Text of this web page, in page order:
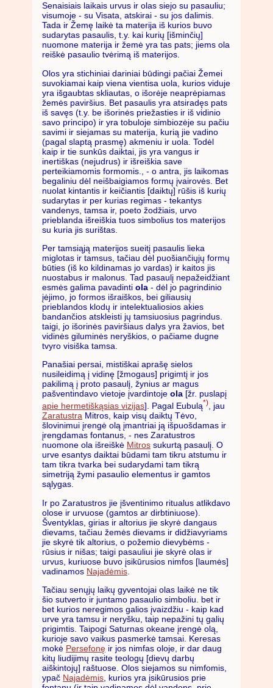
Senaisiais laikais urvus ir olas siejo su pasauliu;
visumoje - su Visata, atskirai - su jos dalimis.
Tada ir Žemę laikė ta materija iš kurios buvo
sudarytas pasaulis, t.y. kai kurių [išminčių]
nuomone materija ir žemė yra tas pats; jiems ola
reiškė pasaulio tvėrimą iš materijos.
Olos yra stichiniai dariniai būdingi pačiai Žemei
suvokiamai kaip viena vientisa uola, kurios viduje
yra išgaubtas skliautas, o išorėje neaprėpiamas
žemės paviršius. Bet pasaulis yra atsiradęs pats
iš savęs (t.y. be išorinės priežasties ir iš vidinio
savo principo) ir yra tobuloje simbiozėje su pačiu
savimi ir siejamas su materija, kurią jie vadino
(pagal slaptą prasmę) akmeniu ir uola. Todėl
kaip ir tie sunkūs daiktai, jis yra vangus ir
inertiškas (nejudrus) ir išreiškia save
perteikiamomis formomis., - o antra, jis laikomas
begaliniu dėl neišbaigiamos formų įvairovės. Bet
nuolat kintantis ir keičiantis [daiktų] rūšis iš kurių
sudarytas ir per kurias regimas - tekantys
vandenys, tamsa ir, poeto žodžiais, urvo
prieblanda išreiškia tuos simbolius tos materijos
su kuria jis surištas.
Per tamsiąją materijos sueitį pasaulis lieka
miglotas ir tamsus, tačiau dėl puošiančiųjų formų
būties (iš ko kildinamas jo vardas) ir kaitos jis
nuostabus ir malonus. Tad pasaulį nepažeidžiant
esmės galima pavadinti ola - dėl jo pagrindinio
įėjimo, jo formos išraiškos, bei giliausių
prieblandos klodų ir intelektualiosios akies
bandančios atskleisti jų tamsiuosius pagrindus.
taigi, jo išorinės paviršiaus dalys yra žavios, bet
vidinės giluminės neryškios, o pačiame dugne
tvyro visiška tamsa.
Panašiai persai, mistiškai aprašę sielos
nusileidimą į vidinę [žmogaus] prigimtį ir jos
pakilimą į proto pasaulį, žynius ar magus
pašventindavo vietoje įvardintoje ola [žr. puslapį
apie hermetiškąsias vizijas]. Pagal Eubulą*), jau
Zaratustra Mitros, kaip visų daiktų Tėvo,
šlovinimui įrengė olą įmantriai ją išpuošdamas ir
įrengdamas fontanus, - nes Zaratustros
nuomone ola išreiškė Mitros sukurtą pasaulį. O
urve esantys daiktai būdami tam tikru atstumu ir
tam tikra tvarka bei sudarydami tam tikrą
simetriją žymi pasaulio elementus ir gamtos
sąlygas.
Ir po Zaratustros jie įšventinimo ritualus atlikdavo
olose ir urvuose (gamtos ar dirbtiniuose).
Šventyklas, girias ir altorius jie skyrė dangaus
dievams, tačiau žemės dievams ir didžiavyriams
jie skyrė tik altorius, o požemio dievybėms -
rūsius ir nišas; taigi pasauliui jie skyrė olas ir
urvus, kuriuose buvo įsikūrusios nimfos [laumės]
vadinamos Najadėmis
Tačiau senųjų laikų gyventojai olas laikė ne tik
šio sutverto ir juntamo pasaulio simboliu. bet ir
bet kurios neregimos galios įvaizdžiu - kaip kad
urve yra tamsu ir neryšku, taip nepažini tų galių
prigimtis. Taipogi Saturnas okeane įrengė olą,
kurioje savo vaikus pasmerkė tamsai. Keresas
mokė Persefonę ir jos nimfas oloje, ir dar daug
kitų liudijimų rasite teologų [dievų darbų
aiškintojų] raštuose. Olos siejamos su nimfomis,
ypač Najadėmis , kurios yra įsikūrusios prie